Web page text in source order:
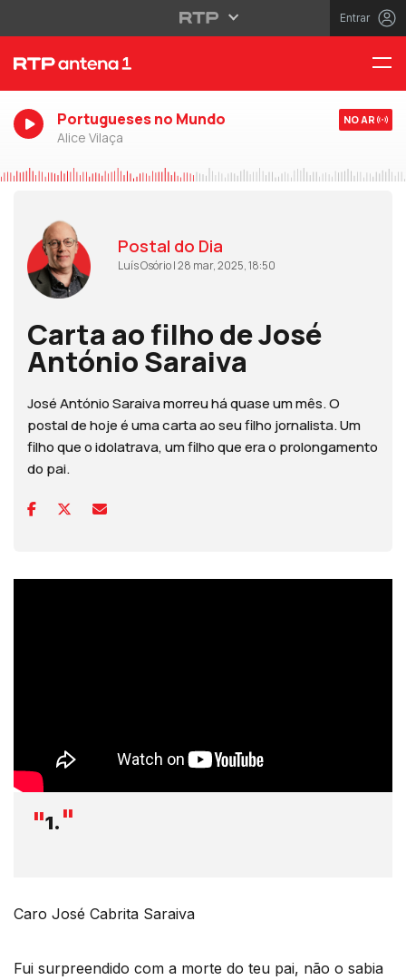
Entrar
Portugueses no Mundo
Alice Vilaça
NO AR
Postal do Dia
Luís Osório | 28 mar, 2025, 18:50
Carta ao filho de José
António Saraiva
José António Saraiva morreu há quase um mês. O
postal de hoje é uma carta ao seu filho jornalista. Um
filho que o idolatrava, um filho que era o prolongamento
do pai.
1.
Caro José Cabrita Saraiva
Fui surpreendido com a morte do teu pai, não o sabia